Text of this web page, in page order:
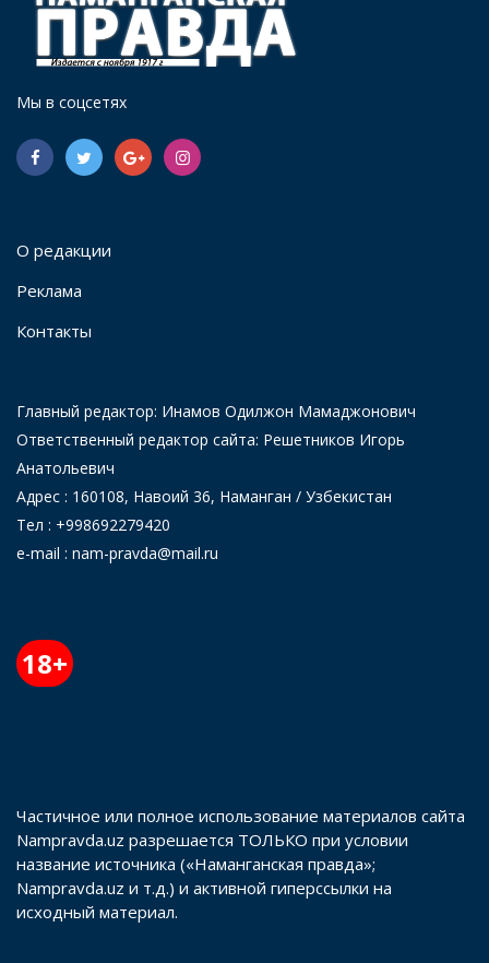
Мы в соцсетях
О редакции
Реклама
Контакты
Главный редактор: Инамов Одилжон Мамаджонович
Ответственный редактор сайта: Решетников Игорь
Анатольевич
Адрес : 160108, Навоий 36, Наманган / Узбекистан
Тел : +998692279420
e-mail : nam-pravda@mail.ru
18+
Частичное или полное использование материалов сайта
Nampravda.uz разрешается ТОЛЬКО при условии
название источника («Наманганская правда»;
Nampravda.uz и т.д.) и активной гиперссылки на
исходный материал.